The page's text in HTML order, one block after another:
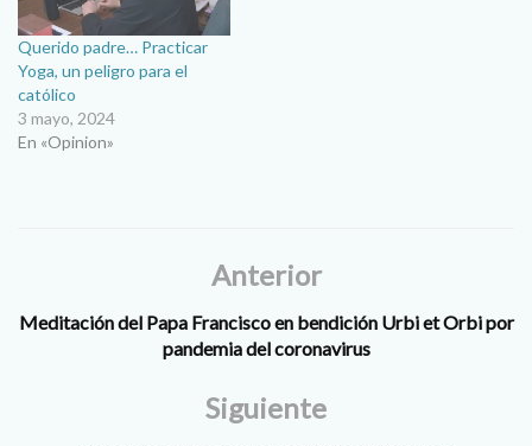
Querido padre… Practicar
Yoga, un peligro para el
católico
3 mayo, 2024
En «Opinion»
Anterior
Meditación del Papa Francisco en bendición Urbi et Orbi por
pandemia del coronavirus
Siguiente